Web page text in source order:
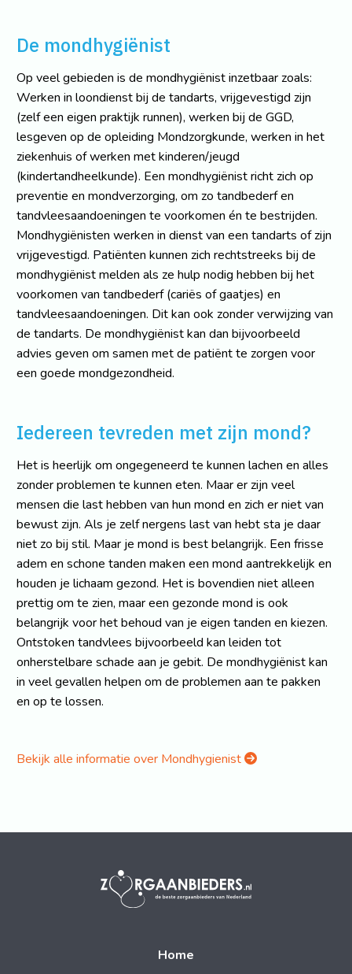
De mondhygiënist
Op veel gebieden is de mondhygiënist inzetbaar zoals:
Werken in loondienst bij de tandarts, vrijgevestigd zijn
(zelf een eigen praktijk runnen), werken bij de GGD,
lesgeven op de opleiding Mondzorgkunde, werken in het
ziekenhuis of werken met kinderen/jeugd
(kindertandheelkunde). Een mondhygiënist richt zich op
preventie en mondverzorging, om zo tandbederf en
tandvleesaandoeningen te voorkomen én te bestrijden.
Mondhygiënisten werken in dienst van een tandarts of zijn
vrijgevestigd. Patiënten kunnen zich rechtstreeks bij de
mondhygiënist melden als ze hulp nodig hebben bij het
voorkomen van tandbederf (cariës of gaatjes) en
tandvleesaandoeningen. Dit kan ook zonder verwijzing van
de tandarts. De mondhygiënist kan dan bijvoorbeeld
advies geven om samen met de patiënt te zorgen voor
een goede mondgezondheid.
Iedereen tevreden met zijn mond?
Het is heerlijk om ongegeneerd te kunnen lachen en alles
zonder problemen te kunnen eten. Maar er zijn veel
mensen die last hebben van hun mond en zich er niet van
bewust zijn. Als je zelf nergens last van hebt sta je daar
niet zo bij stil. Maar je mond is best belangrijk. Een frisse
adem en schone tanden maken een mond aantrekkelijk en
houden je lichaam gezond. Het is bovendien niet alleen
prettig om te zien, maar een gezonde mond is ook
belangrijk voor het behoud van je eigen tanden en kiezen.
Ontstoken tandvlees bijvoorbeeld kan leiden tot
onherstelbare schade aan je gebit. De mondhygiënist kan
in veel gevallen helpen om de problemen aan te pakken
en op te lossen.
Bekijk alle informatie over Mondhygienist
Home